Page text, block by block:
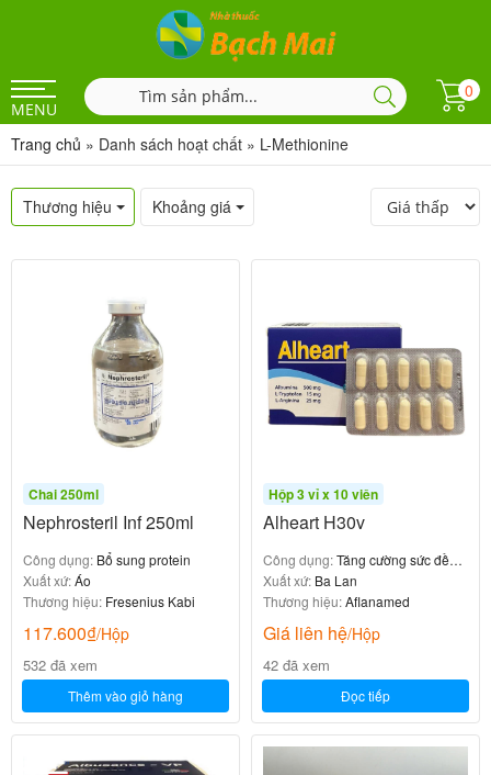
MENU
0
Trang chủ » Danh sách hoạt chất » L-Methionine
Thương hiệu Khoảng giá
Chai 250ml
Nephrosteril Inf 250ml
Công dụng: Bổ sung protein
Xuất xứ:Áo
Thương hiệu: Fresenius Kabi
117.600₫/Hộp
532 đã xem
Thêm vào giỏ hàng
Hộp 3 vỉ x 10 viên
Alheart H30v
Công dụng:Tăng cường sức đề
kháng
Xuất xứ: Ba Lan
Thương hiệu:Aflanamed
Giá liên hệ/Hộp
42 đã xem
Đọc tiếp